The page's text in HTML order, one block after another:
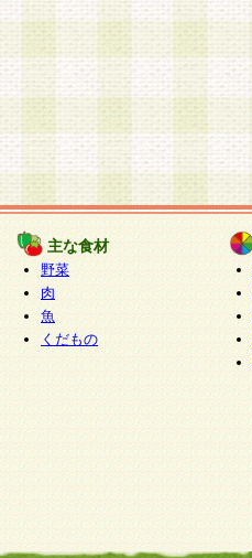
主な食材
野菜
肉
魚
くだもの